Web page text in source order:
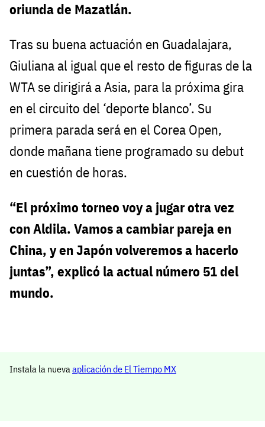
oriunda de Mazatlán.
Tras su buena actuación en Guadalajara,
Giuliana al igual que el resto de figuras de la
WTA se dirigirá a Asia, para la próxima gira
en el circuito del ‘deporte blanco’. Su
primera parada será en el Corea Open,
donde mañana tiene programado su debut
en cuestión de horas.
“El próximo torneo voy a jugar otra vez
con Aldila. Vamos a cambiar pareja en
China, y en Japón volveremos a hacerlo
juntas”, explicó la actual número 51 del
mundo.
Instala la nueva aplicación de El Tiempo MX